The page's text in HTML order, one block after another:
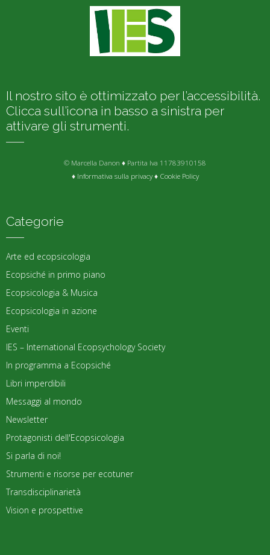
Il nostro sito è ottimizzato per l’accessibilità.
Clicca sull’icona in basso a sinistra per
attivare gli strumenti.
© Marcella Danon ♦ Partita Iva 11783910158
♦ Informativa sulla privacy♦ Cookie Policy
Categorie
Arte ed ecopsicologia
Ecopsiché in primo piano
Ecopsicologia & Musica
Ecopsicologia in azione
Eventi
IES – International Ecopsychology Society
In programma a Ecopsiché
Libri imperdibili
Messaggi al mondo
Newsletter
Protagonisti dell'Ecopsicologia
Si parla di noi!
Strumenti e risorse per ecotuner
Transdisciplinarietà
Vision e prospettive